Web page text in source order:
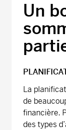
Un
La
de
financière.
des types